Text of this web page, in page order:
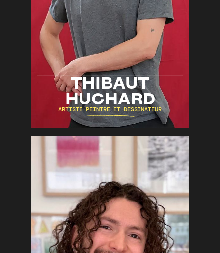
THIBAUT
HUCHARD
ARTISTE PEINTRE ET DESSINATEUR
Aquarelle
Bande-Dessinée
Carnet de voyage
DÉCOUVRIR